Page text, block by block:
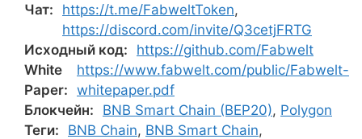
Чат: https://t.me/FabweltToken,
https://discord.com/invite/Q3cetjFRTG
Исходный код:
https://github.com/Fabwelt
White
Paper:
https://www.fabwelt.com/public/Fabwelt-
whitepaper.pdf
Блокчейн:
BNB Smart Chain (BEP20), Polygon
Теги:
BNB Chain, BNB Smart Chain,